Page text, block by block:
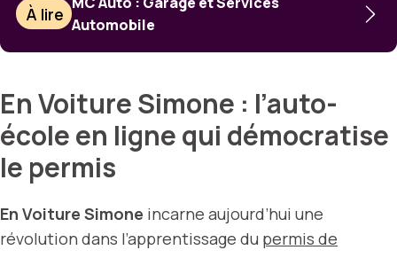
À lire Automobile
En Voiture Simone : l’auto-
école en ligne qui démocratise
le permis
En Voiture Simone incarne aujourd’hui une
révolution dans l’apprentissage du permis de